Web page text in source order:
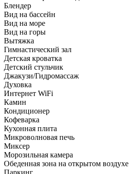
Блендер
Вид на бассейн
Вид на море
Вид на горы
Вытяжка
Гимнастический зал
Детская кроватка
Детский стульчик
Джакузи/Гидромассаж
Духовка
Интернет WiFi
Камин
Кондиционер
Кофеварка
Кухонная плита
Микроволновая печь
Миксер
Морозильная камера
Обеденная зона на открытом воздухе
Паркинг